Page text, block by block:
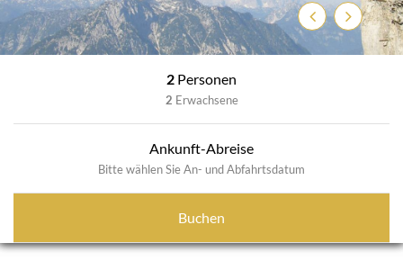
ZurückWeiter
2 Personen
2 Erwachsene
Ankunft-Abreise
Bitte wählen Sie An- und Abfahrtsdatum
Buchen